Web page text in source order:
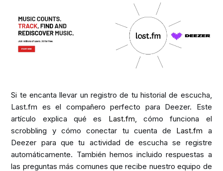
Si te encanta llevar un registro de tu historial de escucha,
Last.fm es el compañero perfecto para Deezer. Este
artículo explica qué es Last.fm, cómo funciona el
scrobbling y cómo conectar tu cuenta de Last.fm a
Deezer para que tu actividad de escucha se registre
automáticamente. También hemos incluido respuestas a
las preguntas más comunes que recibe nuestro equipo de